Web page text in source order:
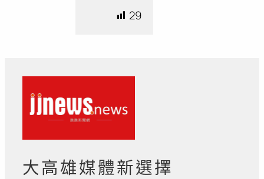
29
大高雄媒體新選擇